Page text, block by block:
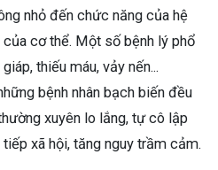
nhỏ đến chức năng của hệ
cơ thể. Một số bệnh lý phổ
thiếu máu, vảy nến...
bệnh nhân bạch biến đều
xuyên lo lắng, tự cô lập
tiếp xã hội, tăng nguy trầm cảm.